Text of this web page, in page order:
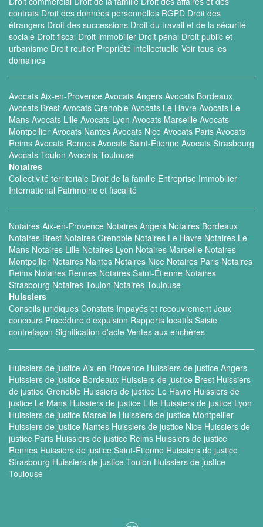
contrats Droit des données personnelles RGPD Droit des
étrangers Droit des successions Droit du travail et de la sécurité
sociale Droit fiscal Droit immobilier Droit pénal Droit public et
urbanisme Droit routier Propriété intellectuelle Voir tous les
domaines
Avocats Aix-en-Provence Avocats Angers Avocats Bordeaux
Avocats Brest Avocats Grenoble Avocats Le Havre Avocats Le
Mans Avocats Lille Avocats Lyon Avocats Marseille Avocats
Montpellier Avocats Nantes Avocats Nice Avocats Paris Avocats
Reims Avocats Rennes Avocats Saint-Étienne Avocats Strasbourg
Avocats Toulon Avocats Toulouse
Notaires
Collectivité territoriale Droit de la famille Entreprise Immobilier
International Patrimoine et fiscalité
Notaires Aix-en-Provence Notaires Angers Notaires Bordeaux
Notaires Brest Notaires Grenoble Notaires Le Havre Notaires Le
Mans Notaires Lille Notaires Lyon Notaires Marseille Notaires
Montpellier Notaires Nantes Notaires Nice Notaires Paris Notaires
Reims Notaires Rennes Notaires Saint-Étienne Notaires
Strasbourg Notaires Toulon Notaires Toulouse
Huissiers
Conseils juridiques Constats Impayés et recouvrement Jeux
concours Procédure d'expulsion Rapports locatifs Saisie
contrefaçon Signification d'acte Ventes aux enchères
Huissiers de justice Aix-en-Provence Huissiers de justice Angers
Huissiers de justice Bordeaux Huissiers de justice Brest Huissiers
de justice Grenoble Huissiers de justice Le Havre Huissiers de
justice Le Mans Huissiers de justice Lille Huissiers de justice Lyon
Huissiers de justice Marseille Huissiers de justice Montpellier
Huissiers de justice Nantes Huissiers de justice Nice Huissiers de
justice Paris Huissiers de justice Reims Huissiers de justice
Rennes Huissiers de justice Saint-Étienne Huissiers de justice
Strasbourg Huissiers de justice Toulon Huissiers de justice
Toulouse